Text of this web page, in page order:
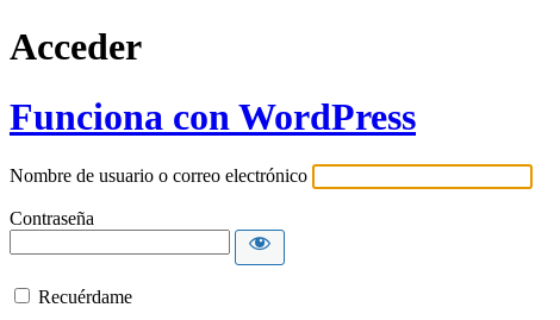
Acceder
Funciona con WordPress
Nombre de usuario o correo electrónico
Contraseña
Recuérdame